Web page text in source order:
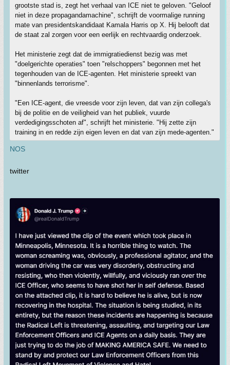
grootste stad is, zegt het verhaal van ICE niet te geloven. "Geloof
niet in deze propagandamachine", schrijft de voormalige running
mate van presidentskandidaat Kamala Harris op X. Hij belooft dat
de staat zal zorgen voor een eerlijk en rechtvaardig onderzoek.
Het ministerie zegt dat de immigratiedienst bezig was met
"doelgerichte operaties" toen "relschoppers" begonnen met het
tegenhouden van de ICE-agenten. Het ministerie spreekt van
"binnenlands terrorisme".
"Een ICE-agent, die vreesde voor zijn leven, dat van zijn collega's
bij de politie en de veiligheid van het publiek, vuurde
verdedigingsschoten af", schrijft het ministerie. "Hij zette zijn
training in en redde zijn eigen leven en dat van zijn mede-agenten."
NOS
twitter